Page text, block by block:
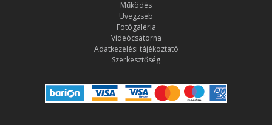
Működés
Üvegzseb
Fotógaléria
Videócsatorna
Adatkezelési tájékoztató
Szerkesztőség